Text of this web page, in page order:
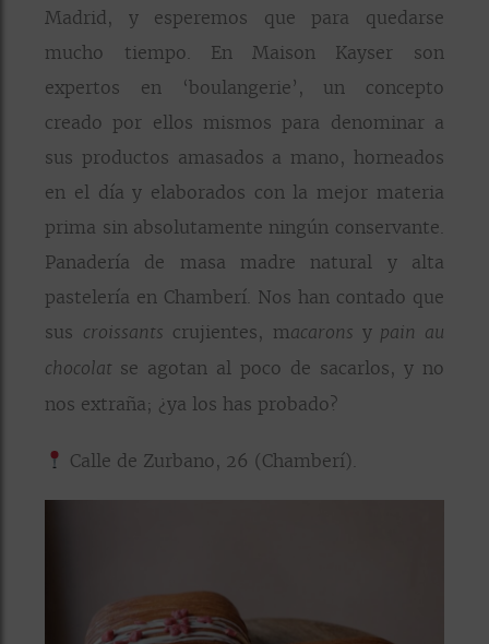
Madrid, y esperemos que para quedarse
mucho tiempo. En Maison Kayser son
expertos en ‘boulangerie’, un concepto
creado por ellos mismos para denominar a
sus productos amasados a mano, horneados
en el día y elaborados con la mejor materia
prima sin absolutamente ningún conservante.
Panadería de masa madre natural y alta
pastelería en Chamberí. Nos han contado que
sus croissants crujientes, macarons ypain au
chocolat se agotan al poco de sacarlos, y no
nos extraña; ¿ya los has probado?
Calle de Zurbano, 26 (Chamberí).